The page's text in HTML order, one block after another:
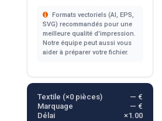
Formats vectoriels (AI, EPS,
SVG) recommandés pour une
meilleure qualité d'impression.
Notre équipe peut aussi vous
aider à préparer votre fichier.
Textile (×0pièces)
— €
Marquage
— €
Délai
×1.00